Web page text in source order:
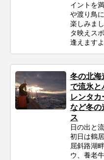
イントを
や渡り鳥
楽しみま
タ映えス
逢えます
冬の北海
で流氷と
レンタ
など冬の
ス
日の出と
初日は鶴
屈斜路湖
ウ、養老